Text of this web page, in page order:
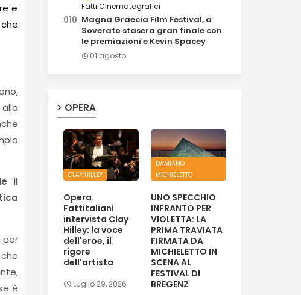
e
il
per
è
Fatti Cinematografici
Magna Graecia Film Festival, a
Soverato stasera gran finale con
le premiazioni e Kevin Spacey
01 agosto
OPERA
CLAY HILLEY
Opera.
Fattitaliani
intervista Clay
Hilley: la voce
dell'eroe, il
rigore
dell'artista
Luglio 29, 2026
DAMIANO
MICHIELETTO
UNO SPECCHIO
INFRANTO PER
VIOLETTA: LA
PRIMA TRAVIATA
FIRMATA DA
MICHIELETTO IN
SCENA AL
FESTIVAL DI
BREGENZ